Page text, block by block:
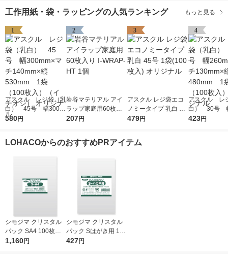
工作用紙・袋・ラッピングの人気ランキング もっと見る
1
アスクル レジ袋（乳
白） 45号 幅300m
m×マチ140mm×縦53
リジナル
580円
2
岩谷マテリアル アイ
ラップ家庭用60枚入
り I-WRAP-HT 1個
207円
3
アスクル レジ袋エコ
ノミータイプ 乳白 45
号 1袋(100枚入) オリ
479円
4
アスクル レ
白） 30号
m×マチ
423円
LOHACOからのおすすめPRアイテム
シモジマ クリスタル
パック SA4 100枚入 6
739200 1袋(100枚入)
1,160円
シモジマ クリスタル
パック Sはがき用 100
枚入 6751700 1袋(10
427円